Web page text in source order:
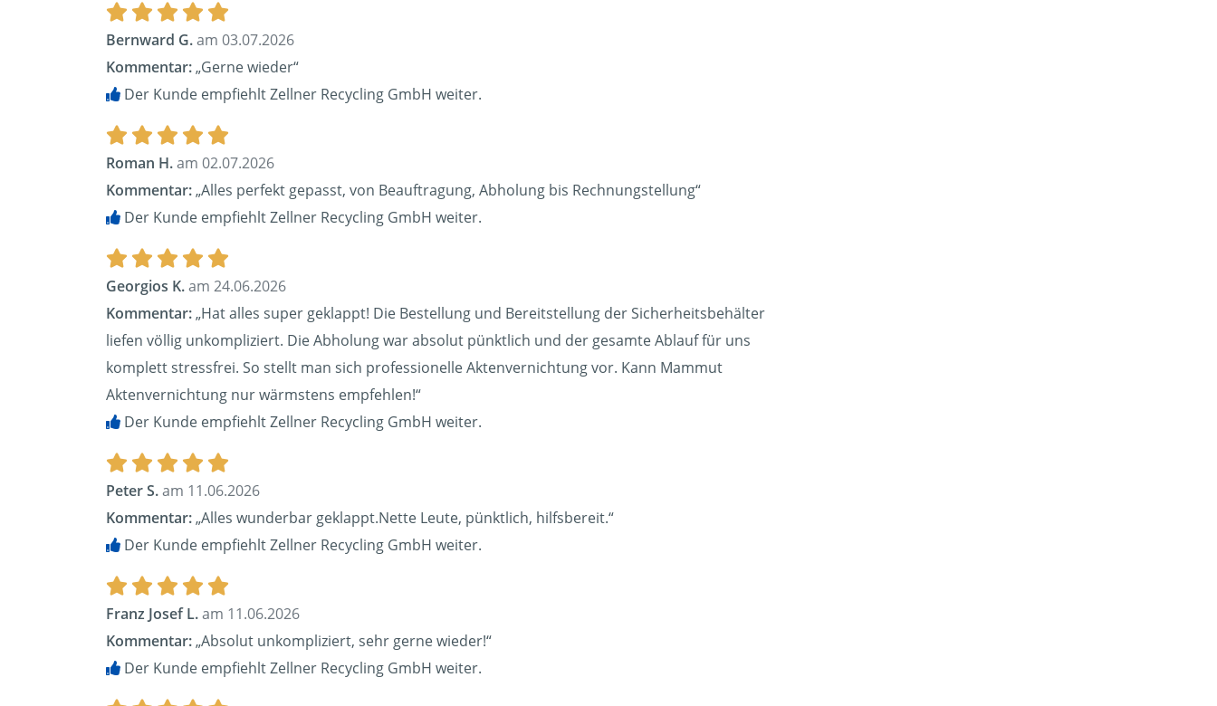
Bernward G.am 03.07.2026
Kommentar:„Gerne wieder“
Der Kunde empfiehlt Zellner Recycling GmbH weiter.
Roman H.am 02.07.2026
Kommentar:„Alles perfekt gepasst, von Beauftragung, Abholung bis Rechnungstellung“
Der Kunde empfiehlt Zellner Recycling GmbH weiter.
Georgios K.am 24.06.2026
Kommentar:„Hat alles super geklappt! Die Bestellung und Bereitstellung der Sicherheitsbehälter
liefen völlig unkompliziert. Die Abholung war absolut pünktlich und der gesamte Ablauf für uns
komplett stressfrei. So stellt man sich professionelle Aktenvernichtung vor. Kann Mammut
Aktenvernichtung nur wärmstens empfehlen!“
Der Kunde empfiehlt Zellner Recycling GmbH weiter.
Peter S.am 11.06.2026
Kommentar:„Alles wunderbar geklappt.Nette Leute, pünktlich, hilfsbereit.“
Der Kunde empfiehlt Zellner Recycling GmbH weiter.
Franz Josef L.am 11.06.2026
Kommentar:„Absolut unkompliziert, sehr gerne wieder!“
Der Kunde empfiehlt Zellner Recycling GmbH weiter.